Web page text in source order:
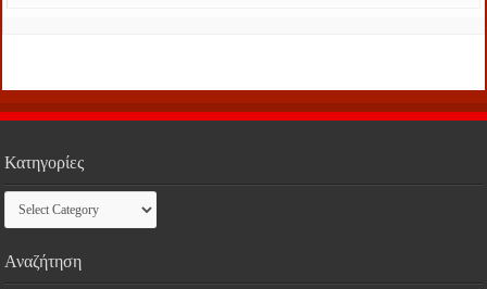
Κατηγορίες
Κατηγορίες
Αναζήτηση